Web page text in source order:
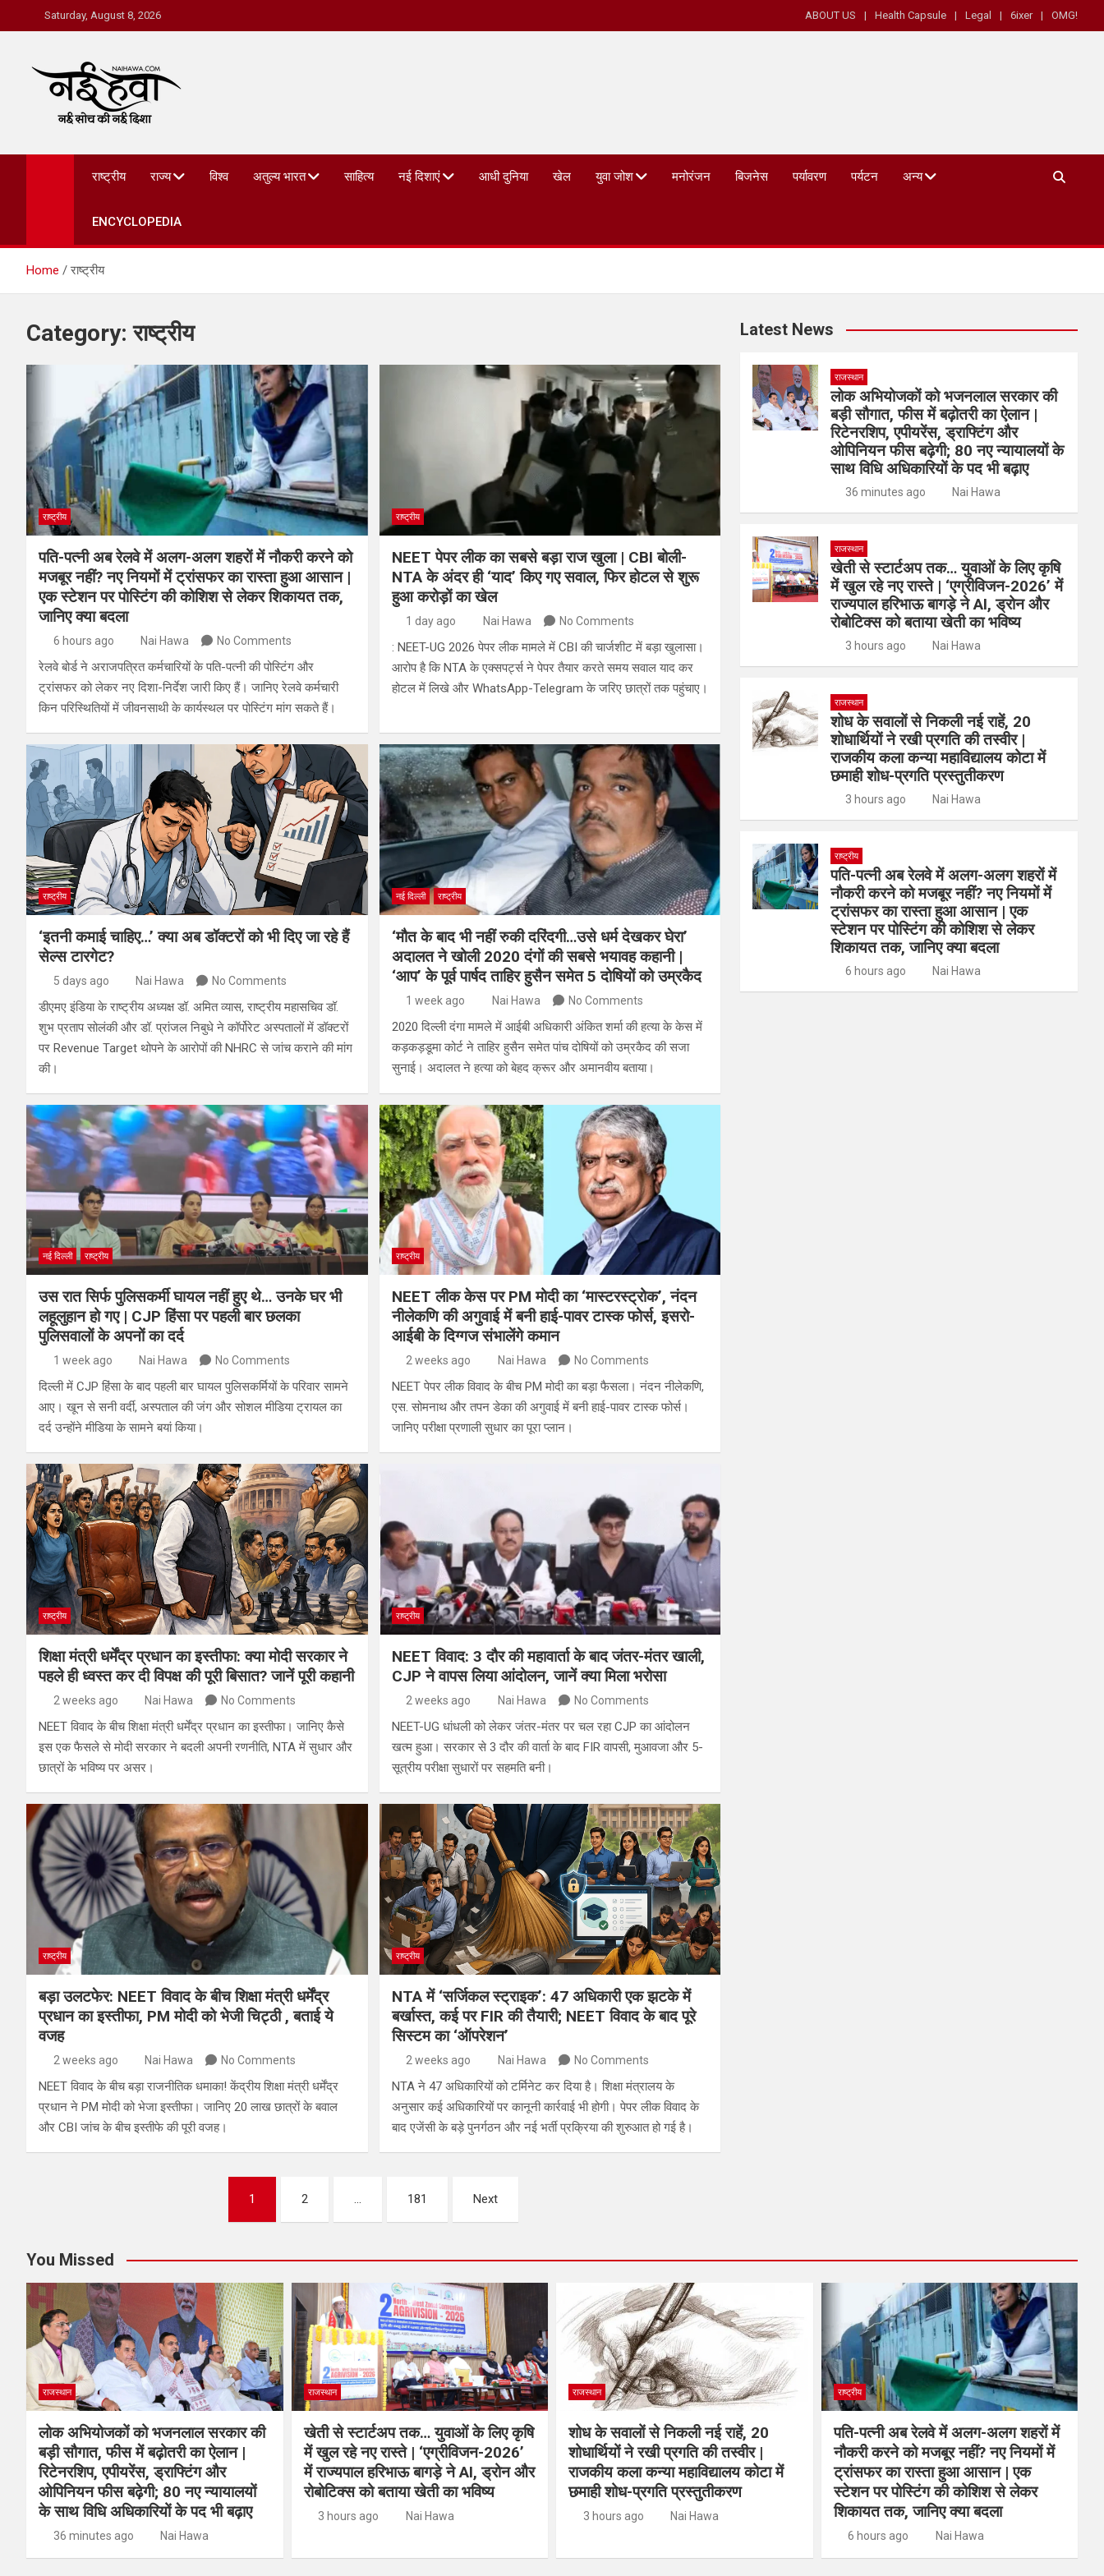
Saturday, August 8, 2026 ABOUT US Health Capsule Legal 6ixer OMG!
Nai Hawa
राष्ट्रीय राज्य विश्व अतुल्य भारत साहित्य नई दिशाएं आधी दुनिया खेल युवा जोश मनोरंजन बिजनेस पर्यावरण पर्यटन अन्य
ENCYCLOPEDIA
Home राष्ट्रीय
Category:राष्ट्रीय
राष्ट्रीय
पति-पत्नी अब रेलवे में अलग-अलग शहरों में नौकरी करने को
मजबूर नहीं? नए नियमों में ट्रांसफर का रास्ता हुआ आसान |
एक स्टेशन पर पोस्टिंग की कोशिश से लेकर शिकायत तक,
जानिए क्या बदला
6 hours ago Nai Hawa No Comments
रेलवे बोर्ड ने अराजपत्रित कर्मचारियों के पति-पत्नी की पोस्टिंग और
ट्रांसफर को लेकर नए दिशा-निर्देश जारी किए हैं। जानिए रेलवे कर्मचारी
किन परिस्थितियों में जीवनसाथी के कार्यस्थल पर पोस्टिंग मांग सकते हैं।
राष्ट्रीय
NEET पेपर लीक का सबसे बड़ा राज खुला | CBI बोली-
NTA के अंदर ही ‘याद’ किए गए सवाल, फिर होटल से शुरू
हुआ करोड़ों का खेल
1 day ago Nai Hawa No Comments
: NEET-UG 2026 पेपर लीक मामले में CBI की चार्जशीट में बड़ा खुलासा।
आरोप है कि NTA के एक्सपर्ट्स ने पेपर तैयार करते समय सवाल याद कर
होटल में लिखे और WhatsApp-Telegram के जरिए छात्रों तक पहुंचाए।
राष्ट्रीय
‘इतनी कमाई चाहिए…’ क्या अब डॉक्टरों को भी दिए जा रहे हैं
सेल्स टारगेट?
5 days ago Nai Hawa No Comments
डीएमए इंडिया के राष्ट्रीय अध्यक्ष डॉ. अमित व्यास, राष्ट्रीय महासचिव डॉ.
शुभ प्रताप सोलंकी और डॉ. प्रांजल निबुधे ने कॉर्पोरेट अस्पतालों में डॉक्टरों
पर Revenue Target थोपने के आरोपों की NHRC से जांच कराने की मांग
की।
नई दिल्ली राष्ट्रीय
‘मौत के बाद भी नहीं रुकी दरिंदगी…उसे धर्म देखकर घेरा’
अदालत ने खोली 2020 दंगों की सबसे भयावह कहानी |
‘आप’ के पूर्व पार्षद ताहिर हुसैन समेत 5 दोषियों को उम्रकैद
1 week ago Nai Hawa No Comments
2020 दिल्ली दंगा मामले में आईबी अधिकारी अंकित शर्मा की हत्या के केस में
कड़कड़डूमा कोर्ट ने ताहिर हुसैन समेत पांच दोषियों को उम्रकैद की सजा
सुनाई। अदालत ने हत्या को बेहद क्रूर और अमानवीय बताया।
नई दिल्ली राष्ट्रीय
उस रात सिर्फ पुलिसकर्मी घायल नहीं हुए थे… उनके घर भी
लहूलुहान हो गए | CJP हिंसा पर पहली बार छलका
पुलिसवालों के अपनों का दर्द
1 week ago Nai Hawa No Comments
दिल्ली में CJP हिंसा के बाद पहली बार घायल पुलिसकर्मियों के परिवार सामने
आए। खून से सनी वर्दी, अस्पताल की जंग और सोशल मीडिया ट्रायल का
दर्द उन्होंने मीडिया के सामने बयां किया।
राष्ट्रीय
NEET लीक केस पर PM मोदी का ‘मास्टरस्ट्रोक’, नंदन
नीलेकणि की अगुवाई में बनी हाई-पावर टास्क फोर्स, इसरो-
आईबी के दिग्गज संभालेंगे कमान
2 weeks ago Nai Hawa No Comments
NEET पेपर लीक विवाद के बीच PM मोदी का बड़ा फैसला। नंदन नीलेकणि,
एस. सोमनाथ और तपन डेका की अगुवाई में बनी हाई-पावर टास्क फोर्स।
जानिए परीक्षा प्रणाली सुधार का पूरा प्लान।
राष्ट्रीय
शिक्षा मंत्री धर्मेंद्र प्रधान का इस्तीफा: क्या मोदी सरकार ने
पहले ही ध्वस्त कर दी विपक्ष की पूरी बिसात? जानें पूरी कहानी
2 weeks ago Nai Hawa No Comments
NEET विवाद के बीच शिक्षा मंत्री धर्मेंद्र प्रधान का इस्तीफा। जानिए कैसे
इस एक फैसले से मोदी सरकार ने बदली अपनी रणनीति, NTA में सुधार और
छात्रों के भविष्य पर असर।
राष्ट्रीय
NEET विवाद: 3 दौर की महावार्ता के बाद जंतर-मंतर खाली,
CJP ने वापस लिया आंदोलन, जानें क्या मिला भरोसा
2 weeks ago Nai Hawa No Comments
NEET-UG धांधली को लेकर जंतर-मंतर पर चल रहा CJP का आंदोलन
खत्म हुआ। सरकार से 3 दौर की वार्ता के बाद FIR वापसी, मुआवजा और 5-
सूत्रीय परीक्षा सुधारों पर सहमति बनी।
राष्ट्रीय
बड़ा उलटफेर: NEET विवाद के बीच शिक्षा मंत्री धर्मेंद्र
प्रधान का इस्तीफा, PM मोदी को भेजी चिट्ठी , बताई ये
वजह
2 weeks ago Nai Hawa No Comments
NEET विवाद के बीच बड़ा राजनीतिक धमाका! केंद्रीय शिक्षा मंत्री धर्मेंद्र
प्रधान ने PM मोदी को भेजा इस्तीफा। जानिए 20 लाख छात्रों के बवाल
और CBI जांच के बीच इस्तीफे की पूरी वजह।
राष्ट्रीय
NTA में ‘सर्जिकल स्ट्राइक’: 47 अधिकारी एक झटके में
बर्खास्त, कई पर FIR की तैयारी; NEET विवाद के बाद पूरे
सिस्टम का ‘ऑपरेशन’
2 weeks ago Nai Hawa No Comments
NTA ने 47 अधिकारियों को टर्मिनेट कर दिया है। शिक्षा मंत्रालय के
अनुसार कई अधिकारियों पर कानूनी कार्रवाई भी होगी। पेपर लीक विवाद के
बाद एजेंसी के बड़े पुनर्गठन और नई भर्ती प्रक्रिया की शुरुआत हो गई है।
1 2 … 181 Next
Latest News
राजस्थान
लोक अभियोजकों को भजनलाल सरकार की
बड़ी सौगात, फीस में बढ़ोतरी का ऐलान |
रिटेनरशिप, एपीयरेंस, ड्राफ्टिंग और
ओपिनियन फीस बढ़ेगी; 80 नए न्यायालयों के
साथ विधि अधिकारियों के पद भी बढ़ाए
36 minutes ago Nai Hawa
राजस्थान
खेती से स्टार्टअप तक… युवाओं के लिए कृषि
में खुल रहे नए रास्ते | ‘एग्रीविजन-2026’ में
राज्यपाल हरिभाऊ बागड़े ने AI, ड्रोन और
रोबोटिक्स को बताया खेती का भविष्य
3 hours ago Nai Hawa
राजस्थान
शोध के सवालों से निकली नई राहें, 20
शोधार्थियों ने रखी प्रगति की तस्वीर |
राजकीय कला कन्या महाविद्यालय कोटा में
छमाही शोध-प्रगति प्रस्तुतीकरण
3 hours ago Nai Hawa
राष्ट्रीय
पति-पत्नी अब रेलवे में अलग-अलग शहरों में
नौकरी करने को मजबूर नहीं? नए नियमों में
ट्रांसफर का रास्ता हुआ आसान | एक
स्टेशन पर पोस्टिंग की कोशिश से लेकर
शिकायत तक, जानिए क्या बदला
6 hours ago Nai Hawa
You Missed
राजस्थान
लोक अभियोजकों को भजनलाल सरकार की
बड़ी सौगात, फीस में बढ़ोतरी का ऐलान |
रिटेनरशिप, एपीयरेंस, ड्राफ्टिंग और
ओपिनियन फीस बढ़ेगी; 80 नए न्यायालयों
के साथ विधि अधिकारियों के पद भी बढ़ाए
36 minutes ago Nai Hawa
राजस्थान
खेती से स्टार्टअप तक… युवाओं के लिए कृषि
में खुल रहे नए रास्ते | ‘एग्रीविजन-2026’
में राज्यपाल हरिभाऊ बागड़े ने AI, ड्रोन और
रोबोटिक्स को बताया खेती का भविष्य
3 hours ago Nai Hawa
राजस्थान
शोध के सवालों से निकली नई राहें, 20
शोधार्थियों ने रखी प्रगति की तस्वीर |
राजकीय कला कन्या महाविद्यालय कोटा में
छमाही शोध-प्रगति प्रस्तुतीकरण
3 hours ago Nai Hawa
राष्ट्रीय
पति-पत्नी अब रेलवे में अलग-अलग शहरों में
नौकरी करने को मजबूर नहीं? नए नियमों में
ट्रांसफर का रास्ता हुआ आसान | एक
स्टेशन पर पोस्टिंग की कोशिश से लेकर
शिकायत तक, जानिए क्या बदला
6 hours ago Nai Hawa